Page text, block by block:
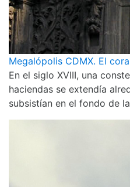
Megalópolis CDMX. El
En el siglo XVIII, una
haciendas se extendía
subsistían en el fondo de